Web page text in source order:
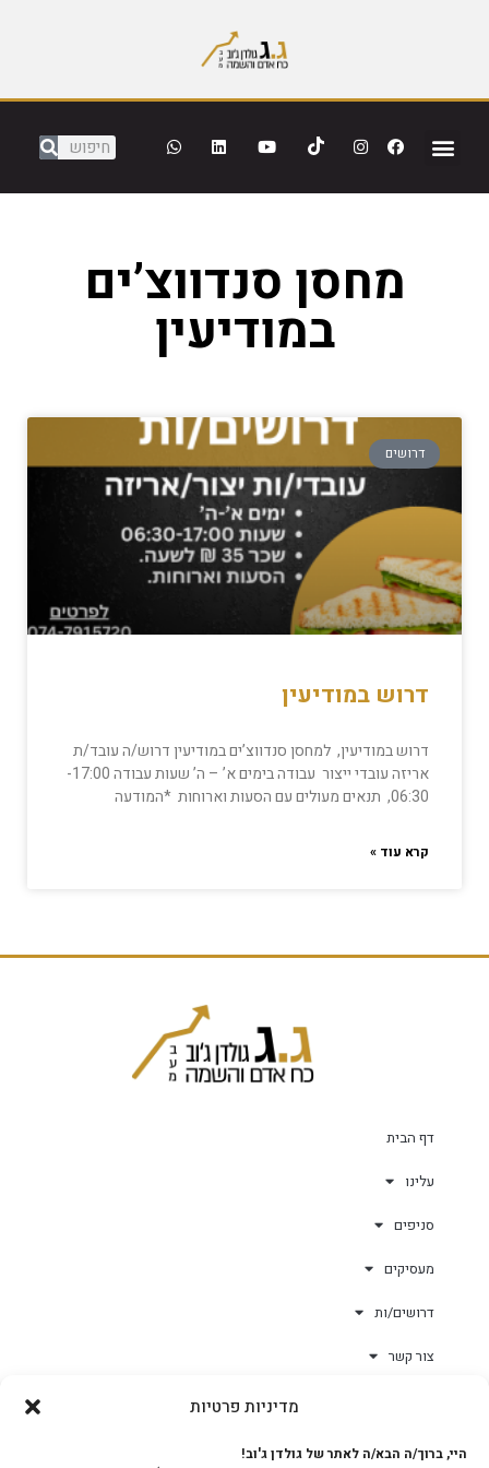
מדיניות פרטיות
היי, ברוך/ה הבא/ה לאתר של גולדן ג'וב!
מחסן סנדווצ’ים
במודיעין
דרושים
דרוש במודיעין
דרוש במודיעין, למחסן סנדווצ’ים במודיעין דרוש/ה עובד/ת
אריזה עובדי ייצור עבודה בימים א’ – ה’ שעות עבודה 17:00-
06:30, תנאים מעולים עם הסעות וארוחות *המודעה
קרא עוד »
דף הבית
עלינו
סניפים
מעסיקים
דרושים/ות
צור קשר